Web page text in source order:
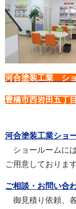
河合塗装工業 シ
豊橋市西岩田五丁
河合塗装工業ショ
ショールームに
ご用意しております
ご相談・お問い合
御見積り依頼、